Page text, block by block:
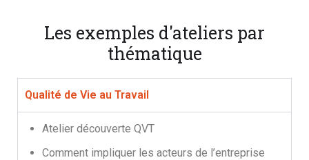
Les exemples d'ateliers par
thématique
Qualité de Vie au Travail
Atelier découverte QVT
Comment impliquer les acteurs de l’entreprise